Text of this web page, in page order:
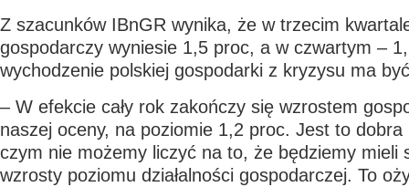
Z szacunków IBnGR wynika, że w trzecim
gospodarczy wyniesie 1,5 proc, a w czwartym –
wychodzenie polskiej gospodarki z kryzysu ma
– W efekcie cały rok zakończy się wzrostem
naszej oceny, na poziomie 1,2 proc. Jest to
czym nie możemy liczyć na to, że będziemy mieli
wzrosty poziomu działalności gospodarczej. To